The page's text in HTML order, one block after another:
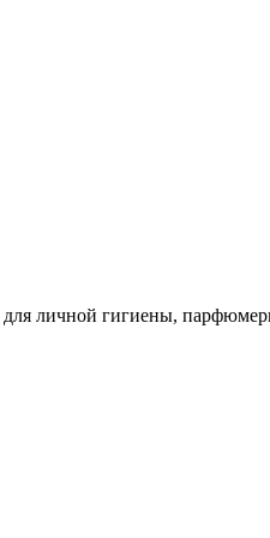
личной гигиены,